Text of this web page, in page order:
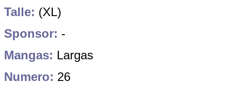
Talle: (XL)
Sponsor: -
Mangas: Largas
Numero: 26